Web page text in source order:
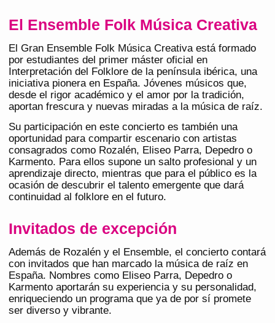
El Ensemble Folk Música Creativa
El Gran Ensemble Folk Música Creativa está formado
por estudiantes del primer máster oficial en
Interpretación del Folklore de la península ibérica, una
iniciativa pionera en España. Jóvenes músicos que,
desde el rigor académico y el amor por la tradición,
aportan frescura y nuevas miradas a la música de raíz.
Su participación en este concierto es también una
oportunidad para compartir escenario con artistas
consagrados como Rozalén, Eliseo Parra, Depedro o
Karmento. Para ellos supone un salto profesional y un
aprendizaje directo, mientras que para el público es la
ocasión de descubrir el talento emergente que dará
continuidad al folklore en el futuro.
Invitados de excepción
Además de Rozalén y el Ensemble, el concierto contará
con invitados que han marcado la música de raíz en
España. Nombres como Eliseo Parra, Depedro o
Karmento aportarán su experiencia y su personalidad,
enriqueciendo un programa que ya de por sí promete
ser diverso y vibrante.